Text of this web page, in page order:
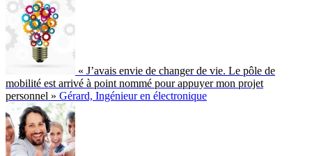
« J’avais envie de changer de vie. Le pôle de
mobilité est arrivé à point nommé pour appuyer mon projet
personnel » Gérard, Ingénieur en électronique